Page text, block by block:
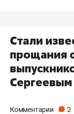
Стали
прощания
Сергеевым
Комментарии 2